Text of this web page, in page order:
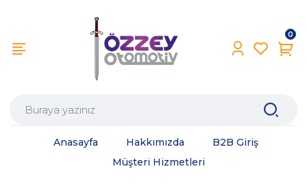
0
Anasayfa Hakkımızda
B2B Giriş
Müşteri Hizmetleri